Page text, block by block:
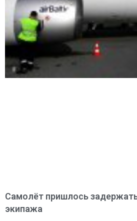
Самолёт пришлось
экипажа